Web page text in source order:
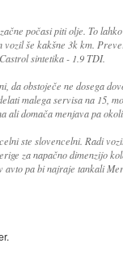
počasi piti olje. To
še kakšne 3k km.
sintetika - 1.9 TDI.
da obstoječe ne dosega
malega servisa na 15,
ali domača menjava pa
ste slovencelni. Radi
za napačno dimenzijo
avto pa bi najraje tankali